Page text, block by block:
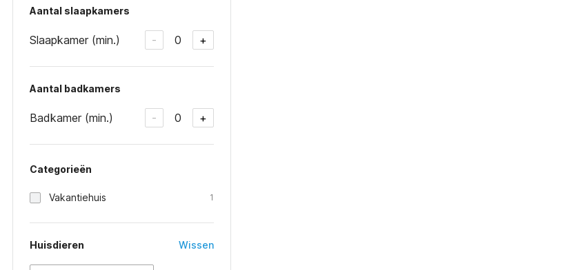
Aantal slaapkamers
Slaapkamer (min.) - 0 +
Aantal badkamers
Badkamer (min.) - 0 +
Categorieën
Vakantiehuis 1
Huisdieren Wissen